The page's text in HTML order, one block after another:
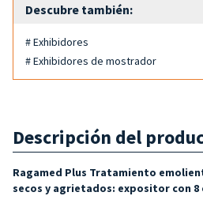
Descubre también:
# Exhibidores
# Exhibidores de mostrador
Descripción del
Ragamed Plus Tratamiento
secos y agrietados: expositor con 8